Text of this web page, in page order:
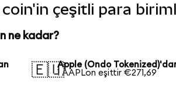
çeşitli para
ne kadar?
🇪🇺Apple (Ondo
1 AAPLon eşittir €271,69